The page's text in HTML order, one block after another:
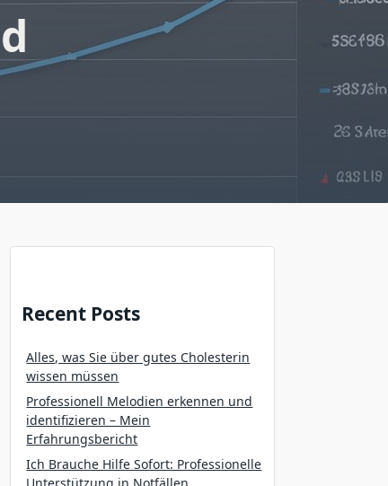
Recent Posts
Alles, was Sie über gutes Cholesterin
wissen müssen
Professionell Melodien erkennen und
identifizieren – Mein
Erfahrungsbericht
Ich Brauche Hilfe Sofort: Professionelle